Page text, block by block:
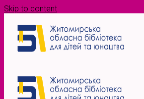
Skip to content